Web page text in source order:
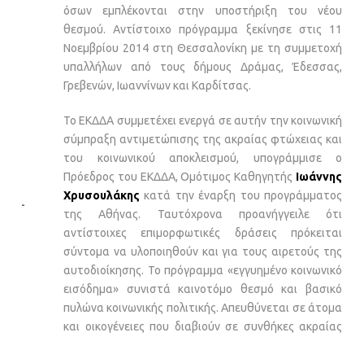
όσων εμπλέκονται στην υποστήριξη του νέου
θεσμού. Αντίστοιχο πρόγραμμα ξεκίνησε στις 11
Νοεμβρίου 2014 στη Θεσσαλονίκη με τη συμμετοχή
υπαλλήλων από τους δήμους Δράμας, Έδεσσας,
Γρεβενών, Ιωαννίνων και Καρδίτσας.
Το ΕΚΔΔΑ συμμετέχει ενεργά σε αυτήν την κοινωνική
σύμπραξη αντιμετώπισης της ακραίας φτώχειας και
του κοινωνικού αποκλεισμού, υπογράμμισε ο
Πρόεδρος του ΕΚΔΔΑ, Ομότιμος Καθηγητής Ιωάννης
Χρυσουλάκης κατά την έναρξη του προγράμματος
της Αθήνας. Ταυτόχρονα προανήγγειλε ότι
αντίστοιχες επιμορφωτικές δράσεις πρόκειται
σύντομα να υλοποιηθούν και για τους αιρετούς της
αυτοδιοίκησης. Το πρόγραμμα «εγγυημένο κοινωνικό
εισόδημα» συνιστά καινοτόμο θεσμό και βασικό
πυλώνα κοινωνικής πολιτικής. Απευθύνεται σε άτομα
και οικογένειες που διαβιούν σε συνθήκες ακραίας